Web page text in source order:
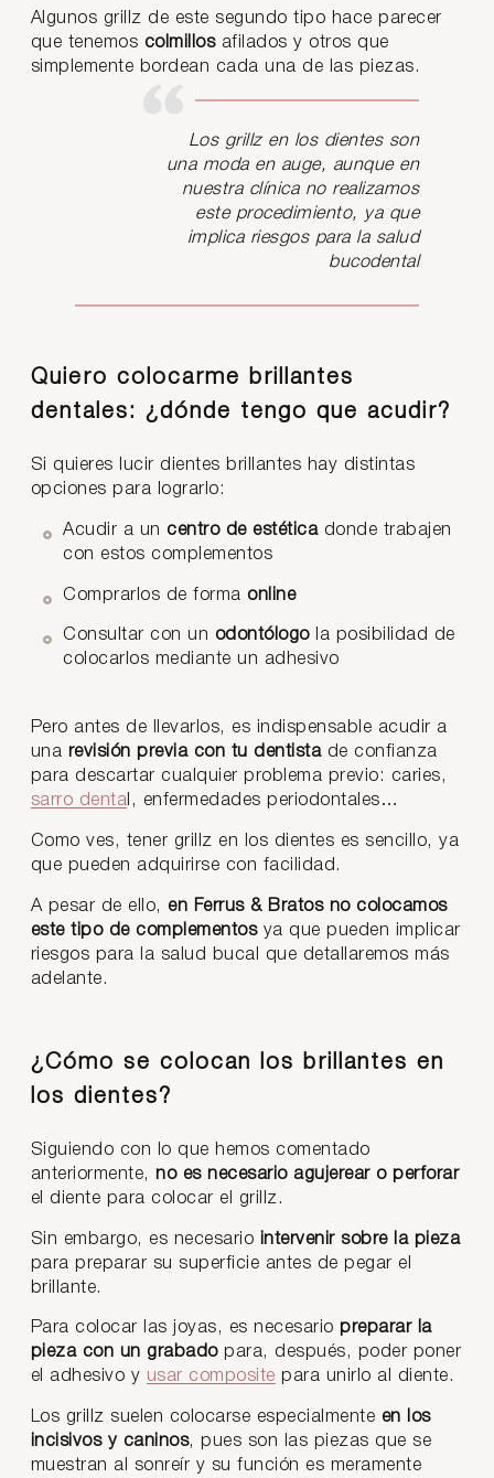
Algunos grillz de este segundo tipo hace parecer
que tenemos colmillos afilados y otros que
simplemente bordean cada una de las piezas.
Los grillz en los dientes son
una moda en auge, aunque en
nuestra clínica no realizamos
este procedimiento, ya que
implica riesgos para la salud
bucodental
Quiero colocarme brillantes
dentales: ¿dónde tengo que acudir?
Si quieres lucir dientes brillantes hay distintas
opciones para lograrlo:
Acudir a un centro de estéticadonde trabajen
con estos complementos
Comprarlos de forma online
Consultar con un odontólogo
la posibilidad de
colocarlos mediante un adhesivo
Pero antes de llevarlos, es indispensable acudir a
una revisión previa con tu dentista de confianza
para descartar cualquier problema previo: caries,
sarro denta l, enfermedades periodontales…
Como ves, tener grillz en los dientes es sencillo, ya
que pueden adquirirse con facilidad.
A pesar de ello, en Ferrus & Bratos no colocamos
este tipo de complementosya que pueden implicar
riesgos para la salud bucal que detallaremos más
adelante.
¿Cómo se colocan los brillantes en
los dientes?
Siguiendo con lo que hemos comentado
anteriormente, no es necesario agujerear o perforar
el diente para colocar el grillz.
Sin embargo, es necesario intervenir sobre la pieza
para preparar su superficie antes de pegar el
brillante.
Para colocar las joyas, es necesario preparar la
pieza con un grabadopara, después, poder poner
el adhesivo y usar composite para unirlo al diente.
Los grillz suelen colocarse especialmente en los
incisivos y caninos, pues son las piezas que se
muestran al sonreír y su función es meramente